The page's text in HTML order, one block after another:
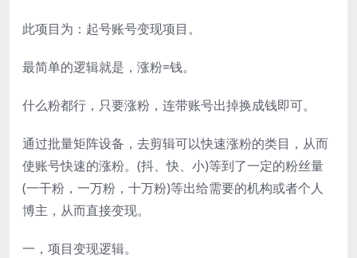
此项目为：起号账号变现项目。
最简单的逻辑就是，涨粉=钱。
什么粉都行，只要涨粉，连带账号出掉换成钱即可。
通过批量矩阵设备，去剪辑可以快速涨粉的类目，从而
使账号快速的涨粉。(抖、快、小)等到了一定的粉丝量
(一干粉，一万粉，十万粉)等出给需要的机构或者个人
博主，从而直接变现。
一，项目变现逻辑。